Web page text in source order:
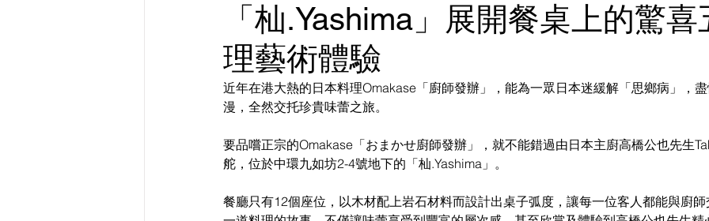
「杣.Yashima」展開餐桌上的驚
理藝術體驗
近年在港大熱的日本料理Omakase「廚師發辦」，能為一眾日本迷緩解「思鄉病」，
漫，全然交托珍貴味蕾之旅。
要品嚐正宗的Omakase「おまかせ廚師發辦」，就不能錯過由日本主廚高橋公也先生
舵，位於中環九如坊2-4號地下的「杣.Yashima」。
餐廳只有12個座位，以木材配上岩石材料而設計出桌子弧度，讓每一位客人都能與廚